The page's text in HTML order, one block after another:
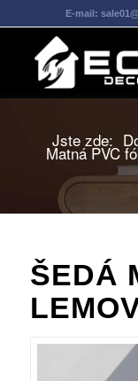
E-mail:
Jste zde:
Matná PVC
ŠEDÁ